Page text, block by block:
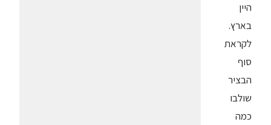
היין
בארץ.
לקראת
סוף
הבציר
שולבו
כמה